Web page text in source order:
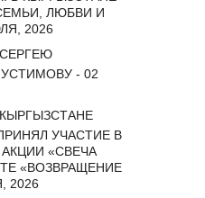
ЛЮБВИ И
2026
- 02
УЧАСТИЕ В
«СВЕЧА
«ВОЗВРАЩЕНИЕ
2026